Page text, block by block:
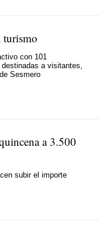
turismo
con 101
a visitantes,
Sesmero
a 3.500
subir el importe